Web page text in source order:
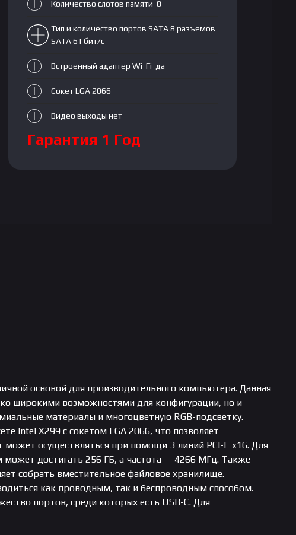
Количество слотов памяти 8
Тип и количество портов SATA 8 разъемов
SATA 6 Гбит/с
Встроенный адаптер Wi-Fi да
Сокет LGA 2066
Видео выходы нет
Гарантия 1 Год
основой для производительного компьютера. Данная
широкими возможностями для конфигурации, но и
материалы и многоцветную RGB-подсветку.
Intel X299 с сокетом LGA 2066, что позволяет
осуществляться при помощи 3 линий PCI-E x16. Для
достигать 256 ГБ, а частота — 4266 МГц. Также
собрать вместительное файловое хранилище.
как проводным, так и беспроводным способом.
портов, среди которых есть USB-C. Для